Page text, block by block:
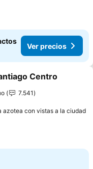
Ver precios
a favoritos
Centro
7.541
azotea con vistas a la ciudad